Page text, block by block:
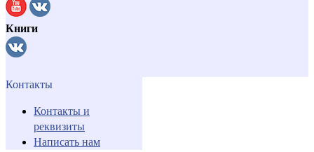
Книги
Контакты
Контакты и
реквизиты
Написать нам